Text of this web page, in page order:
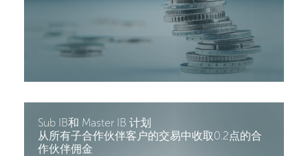
Sub IB和 Master IB 计划
从所有子合作伙伴客户的交易中收取0.2点的合
作伙伴佣金